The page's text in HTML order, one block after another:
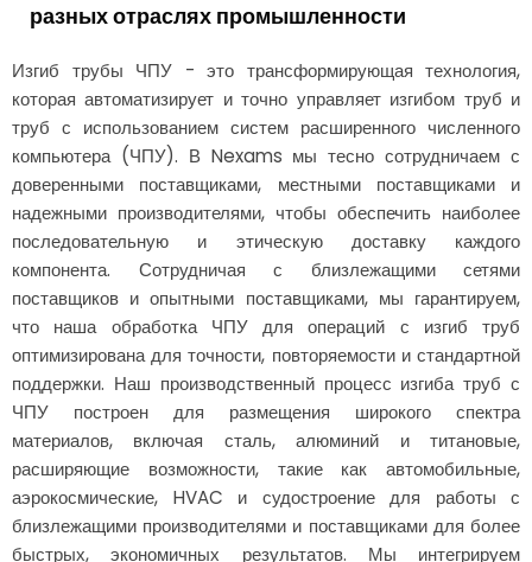
разных отраслях промышленности
Изгиб трубы ЧПУ - это трансформирующая технология,
которая автоматизирует и точно управляет изгибом труб и
труб с использованием систем расширенного численного
компьютера (ЧПУ). В Nexams мы тесно сотрудничаем с
доверенными поставщиками, местными поставщиками и
надежными производителями, чтобы обеспечить наиболее
последовательную и этическую доставку каждого
компонента. Сотрудничая с близлежащими сетями
поставщиков и опытными поставщиками, мы гарантируем,
что наша обработка ЧПУ для операций с изгиб труб
оптимизирована для точности, повторяемости и стандартной
поддержки. Наш производственный процесс изгиба труб с
ЧПУ построен для размещения широкого спектра
материалов, включая сталь, алюминий и титановые,
расширяющие возможности, такие как автомобильные,
аэрокосмические, HVAC и судостроение для работы с
близлежащими производителями и поставщиками для более
быстрых, экономичных результатов. Мы интегрируем